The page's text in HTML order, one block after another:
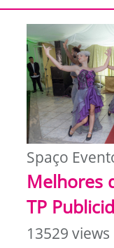
Spaço
Melhores
TP
13529